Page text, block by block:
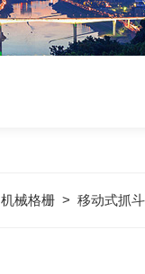
机械格栅 > 移动式抓